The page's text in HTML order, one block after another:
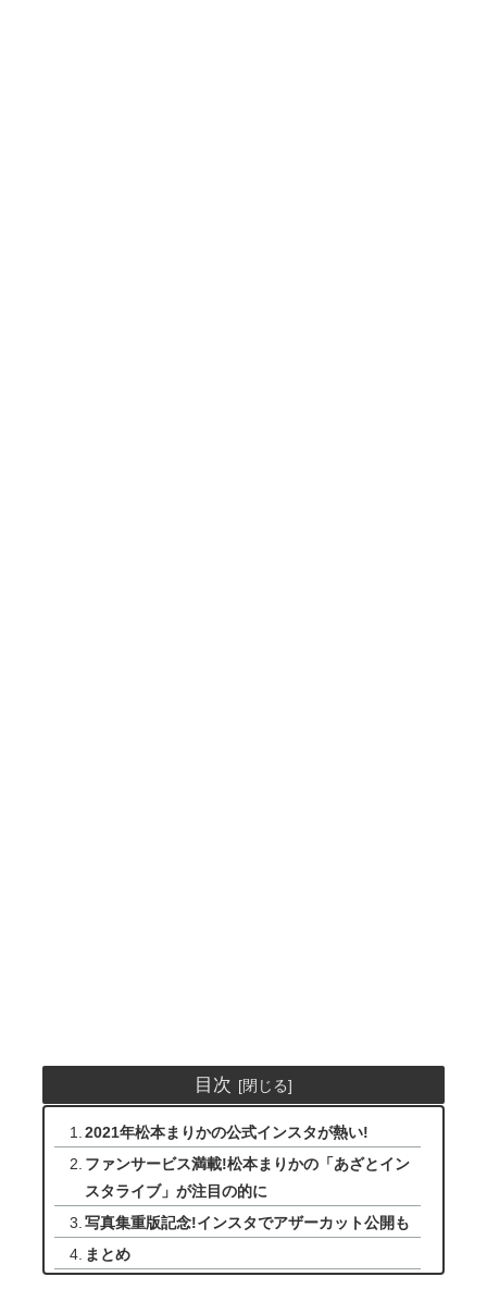
目次
2021年松本まりかの公式インスタが熱い!
ファンサービス満載!松本まりかの「あざとイン
スタライブ」が注目の的に
写真集重版記念!インスタでアザーカット公開も
まとめ